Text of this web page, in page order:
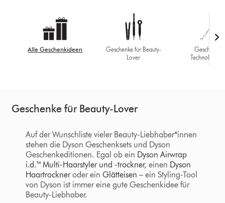
Alle Geschenkideen
Geschenke für Beauty-
Lover
Geschenke
Technologie-
Geschenke für Beauty-Lover
Auf der Wunschliste vieler Beauty-Liebhaber*innen
stehen die Dyson Geschenksets und Dyson
Geschenkeditionen. Egal ob ein Dyson Airwrap
i.d.™ Multi-Haarstyler und -trockner, einen Dyson
Haartrockneroder ein Glätteisen – ein Styling-Tool
von Dyson ist immer eine gute Geschenkidee für
Beauty-Liebhaber.